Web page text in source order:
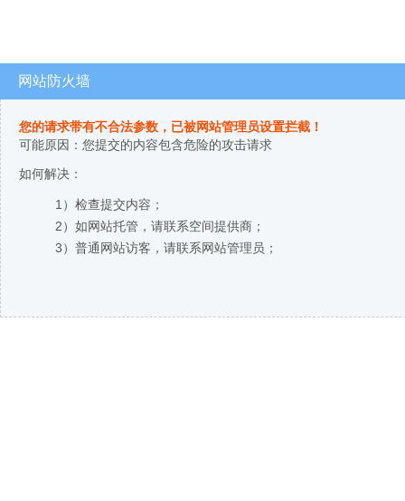
网站防火墙
您的请求带有不合法参数，已被网站管理员设置拦截！
可能原因：您提交的内容包含危险的攻击请求
如何解决：
1）检查提交内容；
2）如网站托管，请联系空间提供商；
3）普通网站访客，请联系网站管理员；